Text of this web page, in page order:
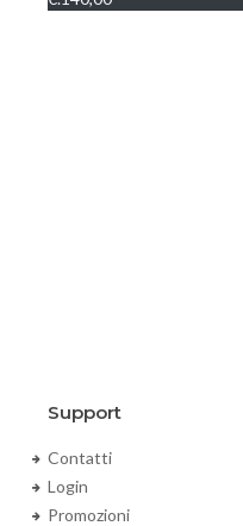
Support
Contatti
Login
Promozioni